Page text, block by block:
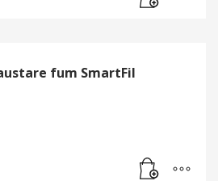
fum SmartFil